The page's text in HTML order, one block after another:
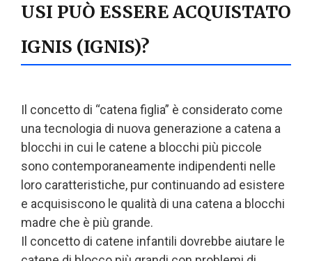
USI PUÒ ESSERE ACQUISTATO
IGNIS (IGNIS)?
Il concetto di “catena figlia” è considerato come
una tecnologia di nuova generazione a catena a
blocchi in cui le catene a blocchi più piccole
sono contemporaneamente indipendenti nelle
loro caratteristiche, pur continuando ad esistere
e acquisiscono le qualità di una catena a blocchi
madre che è più grande.
Il concetto di catene infantili dovrebbe aiutare le